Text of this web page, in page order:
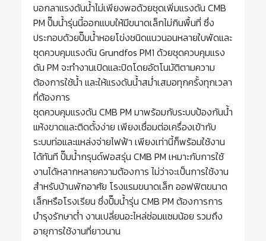
บอกลาแรงดันน้ำไม่เพียงพอด้วยชุดเพิ่มแรงดัน CMB
PM ปั๊มน้ำรุ่นนี้ออกแบบให้มีขนาดเล็กไม่กินพื้นที่ ซึ่ง
ประกอบด้วยปั๊มน้ำหอยโข่งชนิดแนวนอนหลายใบพัดและ
ชุดควบคุมแรงดัน Grundfos PM1 ด้วยชุดควบคุมแรง
ดัน PM จะทำงานเปิดและปิดโดยอัตโนมัติตามความ
ต้องการใช้น้ำ และให้แรงดันน้ำสม่ำเสมอทุกครั้งทุกเวลา
ที่ต้องการ
ชุดควบคุมแรงดัน CMB PM มาพร้อมกับระบบป้องกันน้ำ
แห้งขาดและติดตั้งง่าย เพียงเชื่อมต่อเครื่องเข้ากับ
ระบบท่อและแหล่งจ่ายไฟฟ้า เพียงเท่านี้ก็พร้อมใช้งาน
ได้ทันที ปั๊มน้ำกรุนด์ฟอสรุ่น CMB PM เหมาะกับการใช้
งานได้หลากหลายความต้องการ ไม่ว่าจะเป็นการใช้งาน
สำหรับบ้านพักอาศัย โรงแรมขนาดเล็ก ออฟฟิตขนาด
เล็กหรือโรงเรียน ซึ่งปั๊มน้ำรุ่น CMB PM ต้องการการ
บำรุงรักษาต่ำ งานเปลี่ยนอะไหล่ซ่อมแซมน้อย รวมถึง
อายุการใช้งานที่ยาวนาน